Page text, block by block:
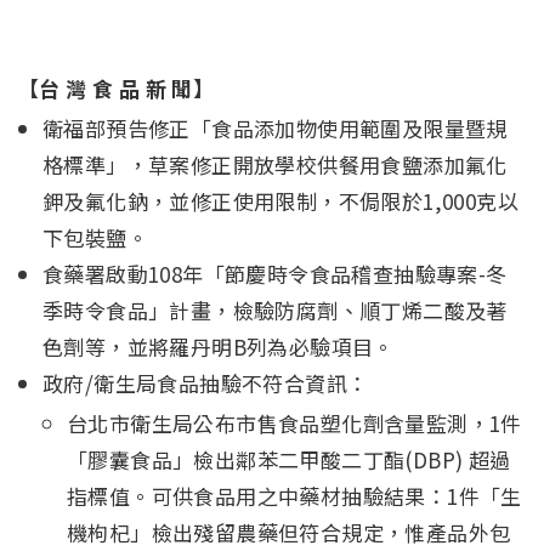
【台 灣 食 品 新 聞】
衛福部預告修正「食品添加物使用範圍及限量暨規
格標準」，草案修正開放學校供餐用食鹽添加氟化
鉀及氟化鈉，並修正使用限制，不侷限於1,000克以
下包裝鹽。
食藥署啟動108年「節慶時令食品稽查抽驗專案-冬
季時令食品」計畫，檢驗防腐劑、順丁烯二酸及著
色劑等，並將羅丹明B列為必驗項目。
政府/衛生局食品抽驗不符合資訊：
台北市衛生局公布市售食品塑化劑含量監測，1件
「膠囊食品」檢出鄰苯二甲酸二丁酯(DBP) 超過
指標值。可供食品用之中藥材抽驗結果：1件「生
機枸杞」檢出殘留農藥但符合規定，惟產品外包